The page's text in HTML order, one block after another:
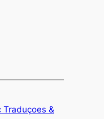
Traduçoes &